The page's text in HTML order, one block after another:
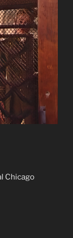
Chicago